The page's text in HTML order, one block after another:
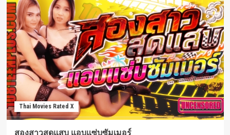
Thai Movies Rated X
สองสาวสุดแสบ แอบแซ่บซัมเมอร์